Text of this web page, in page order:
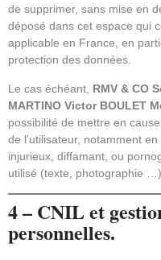
de supprimer, sans mise en
déposé dans cet espace qui
applicable en France, en
protection des données.
Le cas échéant, RMV & CO
MARTINO Victor BOULET
possibilité de mettre en
de l’utilisateur, notamment
injurieux, diffamant, ou
utilisé (texte, photographie …).
4 – CNIL et
personnelles.